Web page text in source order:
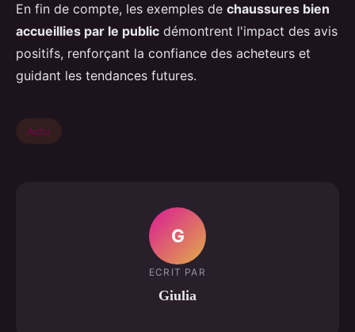
En fin de compte, les exemples de chaussures bien
accueillies par le public démontrent l'impact des avis
positifs, renforçant la confiance des acheteurs et
guidant les tendances futures.
Actu
G
ECRIT PAR
Giulia